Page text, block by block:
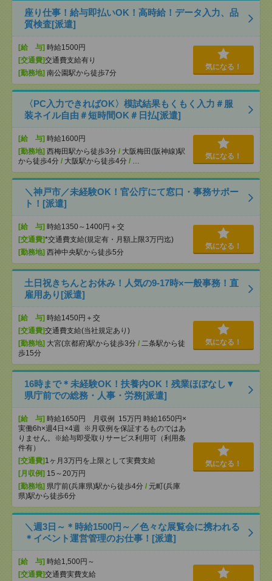
座り仕事！給与即払いOK！高時給！データ入力、品
質検査[派遣]
[給 与] 時給1500円
[交通費]交通費支給有り
[勤務地] 南公園駅から徒歩7分
気になる！
〈PC入力できればOK〉模試結果もくもく入力＃服
装ネイル自由＃短時間OK＃日払[派遣]
[給 与] 時給1600円
[勤務地] 西梅田駅から徒歩3分 / 大阪梅田(阪神線)駅
から徒歩4分 / 大阪駅から徒歩4分 / …
気になる！
＼神戸市／未経験OK！官公庁にて窓口・事務サポー
ト！[派遣]
[給 与] 時給1350～1400円＋交
[交通費]*交通費支給(規定有・月額上限3万円迄)
[勤務地] 西神中央駅から徒歩5分
気になる！
土日祝きちんとお休み！人気の9‐17時×一般事務！直
雇用あり[派遣]
[給 与] 時給1450円＋交
[交通費]交通費支給(当社規定あり)
[勤務地] 大宮(京都府)駅から徒歩3分 / 二条駅から徒
歩15分
気になる！
16時まで＊未経験OK！扶養内OK！残業ほぼなし▼
県庁前での総務・人事・労務[派遣]
[給 与] 時給1650円 月収例 15万円 時給1650円×
実働6h×週4日×4週 ※月収例を保証するものではあ
りません。※給与即受取りサービス利用可（利用条
件有）
[交通費] 1ヶ月3万円を上限として実費支給
[月収例] 15～20万円
[勤務地] 県庁前(兵庫県)駅から徒歩4分 / 元町(兵庫
県)駅から徒歩6分
気になる！
＼週3日～＊時給1500円～／色々な展覧会に携われる
＊イベント運営管理のお仕事！[派遣]
[給 与] 時給1,500円～
[交通費]交通費実費支給